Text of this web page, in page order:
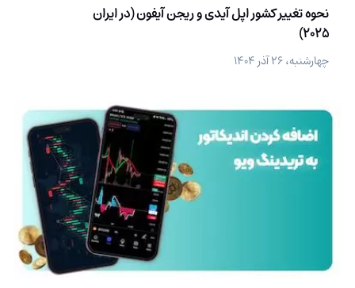
نحوه تغییر کشور اپل آیدی و ریجن آیفون (در ایران
2025)
چهارشنبه، ۲۶ آذر ۱۴۰۴